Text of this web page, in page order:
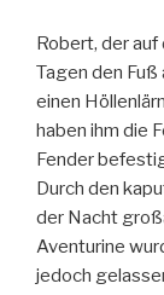
Robert, der
Tagen den
einen
haben ihm die
Fender
Durch den
der Nacht
Aventurine
jedoch